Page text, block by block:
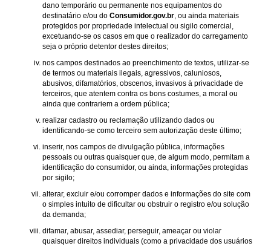
dano temporário ou permanente nos equipamentos do
destinatário e/ou do Consumidor.gov.br , ou ainda materiais
protegidos por propriedade intelectual ou sigilo comercial,
excetuando-se os casos em que o realizador do carregamento
seja o próprio detentor destes direitos;
nos campos destinados ao preenchimento de textos, utilizar-se
de termos ou materiais ilegais, agressivos, caluniosos,
abusivos, difamatórios, obscenos, invasivos à privacidade de
terceiros, que atentem contra os bons costumes, a moral ou
ainda que contrariem a ordem pública;
realizar cadastro ou reclamação utilizando dados ou
identificando-se como terceiro sem autorização deste último;
inserir, nos campos de divulgação pública, informações
pessoais ou outras quaisquer que, de algum modo, permitam a
identificação do consumidor, ou ainda, informações protegidas
por sigilo;
alterar, excluir e/ou corromper dados e informações do site com
o simples intuito de dificultar ou obstruir o registro e/ou solução
da demanda;
difamar, abusar, assediar, perseguir, ameaçar ou violar
quaisquer direitos individuais (como a privacidade dos usuários